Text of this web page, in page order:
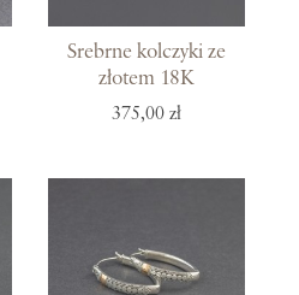
Srebrne kolczyki ze
złotem 18K
375,00 zł